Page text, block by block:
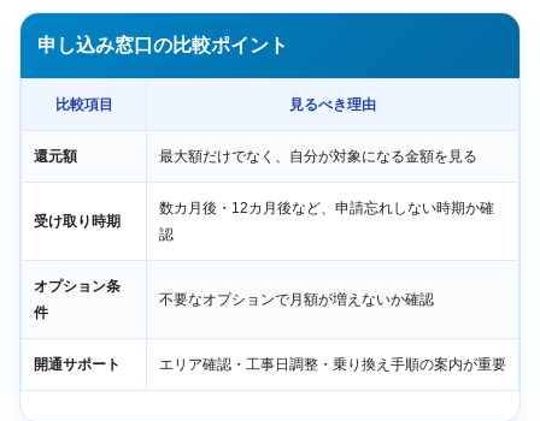
申し込み窓口の比較ポイント
比較項目 見るべき理由
還元額 最大額だけでなく、自分が対象になる金額を見る
受け取り時期
数カ月後・12カ月後など、申請忘れしない時期か確
認
オプション条
件
不要なオプションで月額が増えないか確認
開通サポート エリア確認・工事日調整・乗り換え手順の案内が重要